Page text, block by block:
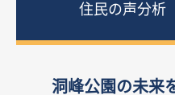
住民の声分析
洞峰公園の未来